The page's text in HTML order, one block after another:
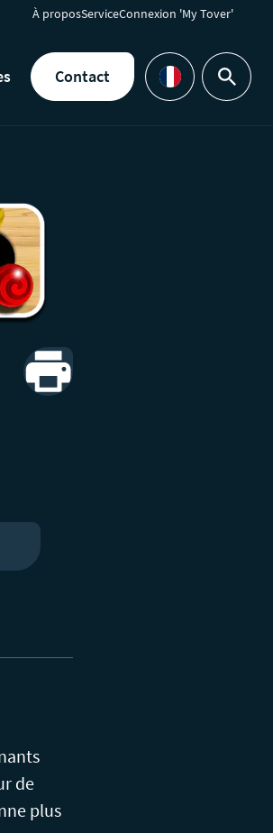
À proposServiceConnexion 'My Tover'
Contact
Languages
Rechercher
Print
de
plus